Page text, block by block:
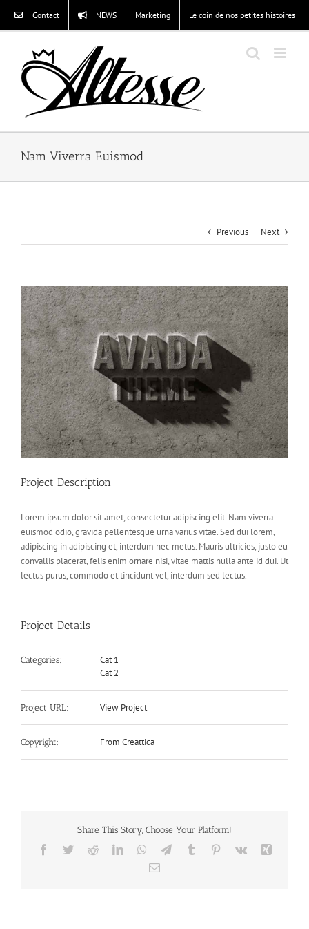
contenu
Contact NEWS Marketing Le coin de nos petites histoires
Nam Viverra Euismod
Previous Next
View
Larger
Image
Project Description
Lorem ipsum dolor sit amet, consectetur adipiscing elit. Nam viverra
euismod odio, gravida pellentesque urna varius vitae. Sed dui lorem,
adipiscing in adipiscing et, interdum nec metus. Mauris ultricies, justo eu
convallis placerat, felis enim ornare nisi, vitae mattis nulla ante id dui. Ut
lectus purus, commodo et tincidunt vel, interdum sed lectus.
Project Details
Categories:
Cat 1
Cat 2
Project URL: View Project
Copyright: From Creattica
Share This Story, Choose Your Platform!
Facebook
TwitterRedditLinkedInWhatsApp
TelegramTumblr Pinterest
Vk
Email